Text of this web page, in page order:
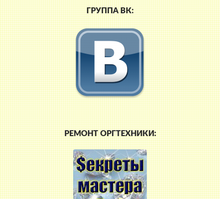
ГРУППА ВК:
РЕМОНТ ОРГТЕХНИКИ: